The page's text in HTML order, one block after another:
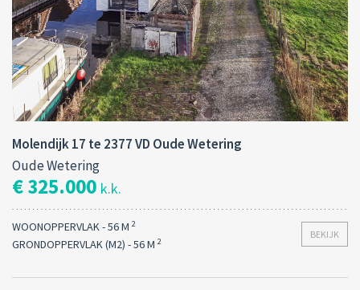
Molendijk 17 te 2377 VD Oude Wetering
Oude Wetering
€ 325.000 k.k.
BEKIJK
WOONOPPERVLAK - 56 M 2
GRONDOPPERVLAK (M2) - 56 M 2